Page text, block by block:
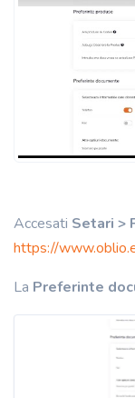
Accesati Setari >
https://
La Preferinte